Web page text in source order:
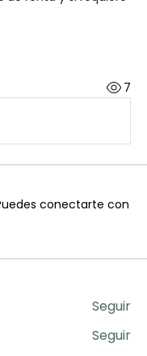
7
conectarte con
Seguir
Seguir